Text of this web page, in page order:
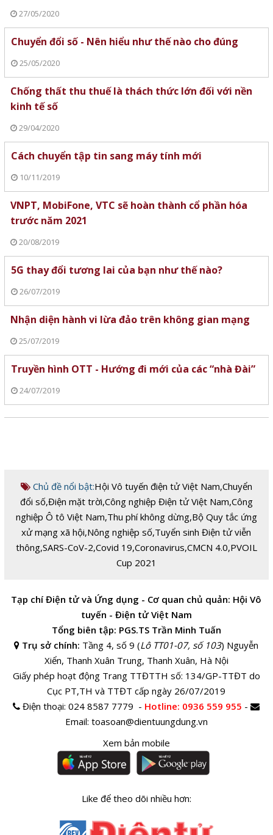
27/05/2020
Chuyển đổi số - Nên hiểu như thế nào cho đúng
25/05/2020
Chống thất thu thuế là thách thức lớn đối với nền
kinh tế số
29/04/2020
Cách chuyển tập tin sang máy tính mới
10/11/2019
VNPT, MobiFone, VTC sẽ hoàn thành cổ phần hóa
trước năm 2021
20/08/2019
5G thay đổi tương lai của bạn như thế nào?
26/07/2019
Nhận diện hành vi lừa đảo trên không gian mạng
25/07/2019
Truyền hình OTT - Hướng đi mới của các “nhà Đài”
24/07/2019
Chủ đề nổi bật:Hội Vô tuyến điện tử Việt Nam,Chuyển
đổi số,Điện mặt trời,Công nghiệp Điện tử Việt Nam,Công
nghiệp Ô tô Việt Nam,Thu phí không dừng,Bộ Quy tắc ứng
xử mạng xã hội,Nông nghiệp số,Tuyển sinh Điện tử viễn
thông,SARS-CoV-2,Covid 19,Coronavirus,CMCN 4.0,PVOIL
Cup 2021
Tạp chí Điện tử và Ứng dụng - Cơ quan chủ quản: Hội Vô
tuyến - Điện tử Việt Nam
Tổng biên tập: PGS.TS Trần Minh Tuấn
Trụ sở chính: Tầng 4, số 9 (Lô TT01-07, số 103) Nguyễn
Xiển, Thanh Xuân Trung, Thanh Xuân, Hà Nội
Giấy phép hoạt động Trang TTĐTTH số: 134/GP-TTĐT do
Cục PT,TH và TTĐT cấp ngày 26/07/2019
Điện thoại:024 8587 7779 - Hotline: 0936 559 955 -
Email: toasoan@dientuungdung.vn
Xem bản mobile
Like để theo dõi nhiều hơn: